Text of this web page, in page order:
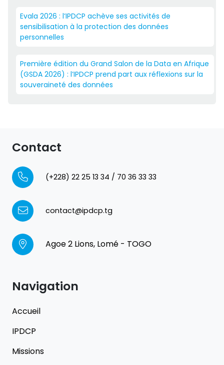
Evala 2026 : l’IPDCP achève ses activités de
sensibilisation à la protection des données
personnelles
Première édition du Grand Salon de la Data en Afrique
(GSDA 2026) : l’IPDCP prend part aux réflexions sur la
souveraineté des données
Contact
(+228) 22 25 13 34 / 70 36 33 33
contact@ipdcp.tg
Agoe 2 Lions, Lomé - TOGO
Navigation
Accueil
IPDCP
Missions